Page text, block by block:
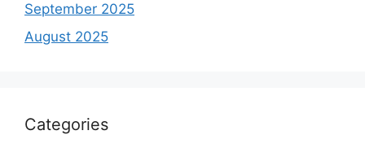
September 2025
August 2025
Categories